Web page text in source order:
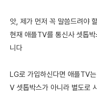
앗, 제가 먼저 꼭 말씀드려야
현재 애플TV를 통신사 셋톱
니다
LG로 가입하신다면 애플TV
V 셋톱박스가 아니라 별도로